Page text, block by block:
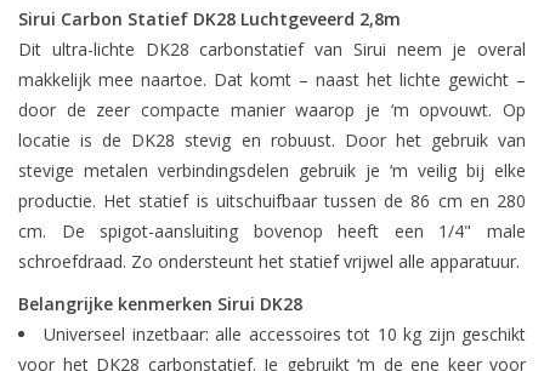
Sirui Carbon Statief DK28 Luchtgeveerd 2,8m
Dit ultra-lichte DK28 carbonstatief van Sirui neem je overal
makkelijk mee naartoe. Dat komt – naast het lichte gewicht –
door de zeer compacte manier waarop je ‘m opvouwt. Op
locatie is de DK28 stevig en robuust. Door het gebruik van
stevige metalen verbindingsdelen gebruik je ‘m veilig bij elke
productie. Het statief is uitschuifbaar tussen de 86 cm en 280
cm. De spigot-aansluiting bovenop heeft een 1/4" male
schroefdraad. Zo ondersteunt het statief vrijwel alle apparatuur.
Belangrijke kenmerken Sirui DK28
Universeel inzetbaar: alle accessoires tot 10 kg zijn geschikt
voor het DK28 carbonstatief. Je gebruikt ‘m de ene keer voor